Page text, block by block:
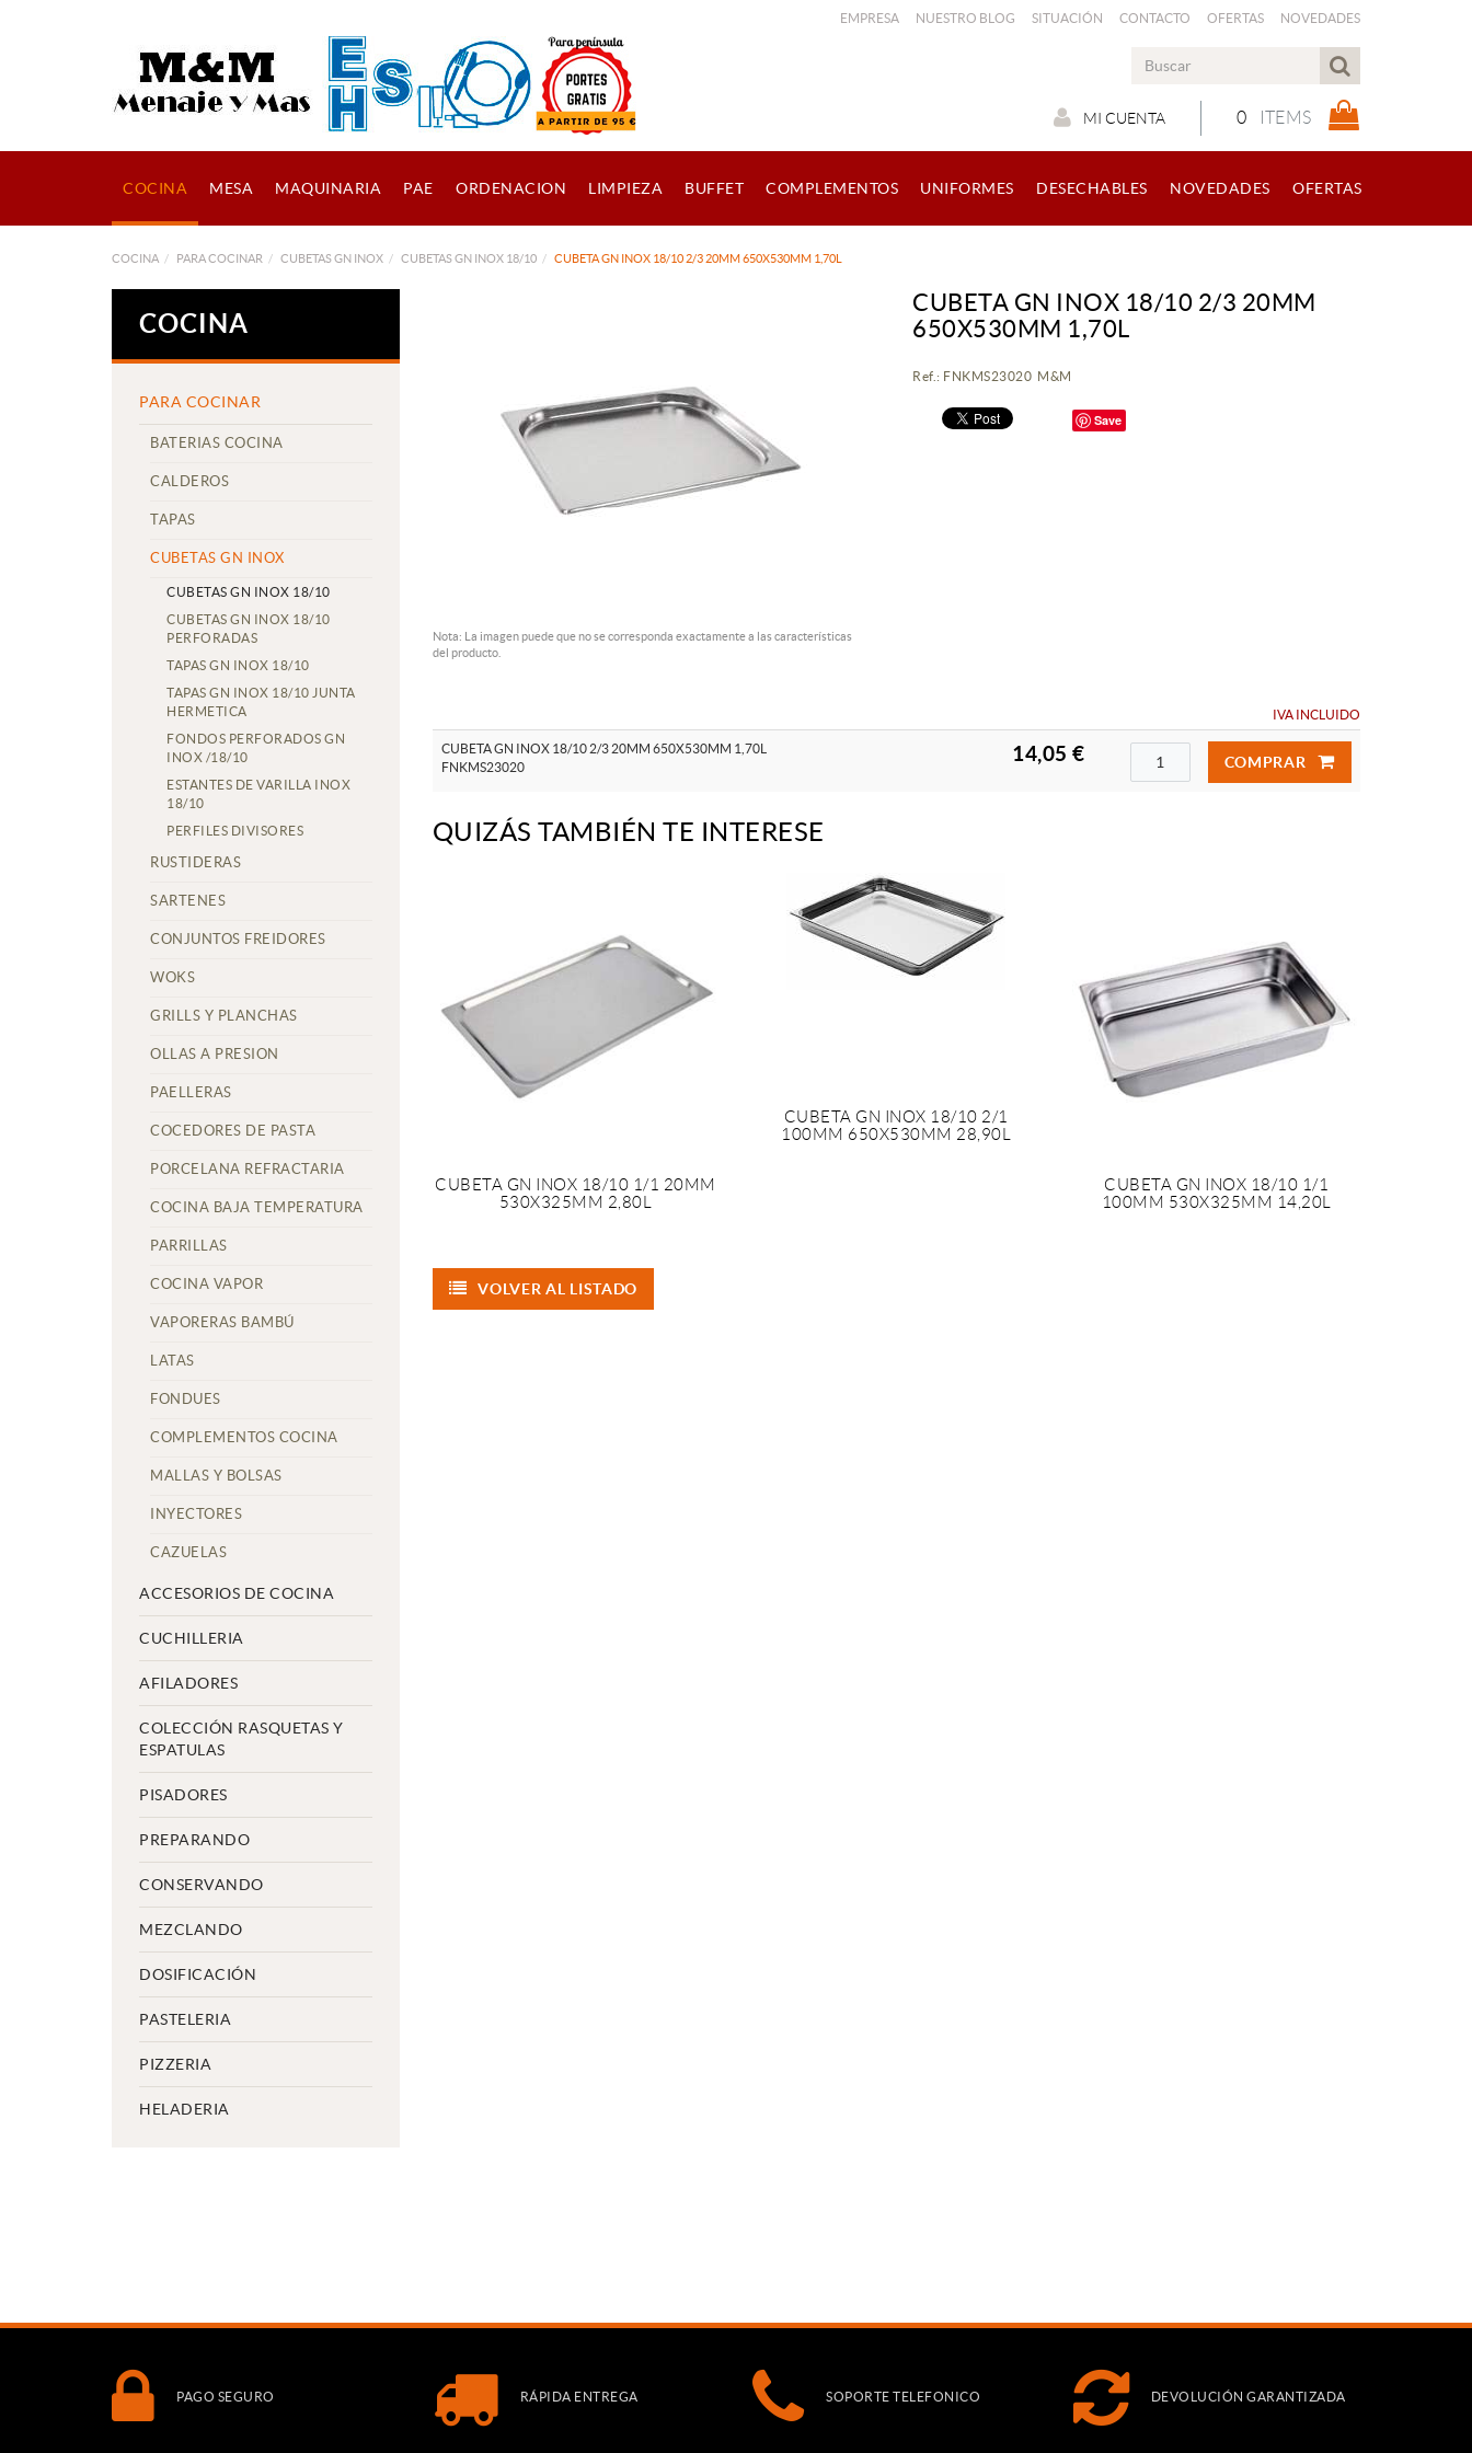
EMPRESA NUESTRO BLOG SITUACIÓN CONTACTO OFERTAS NOVEDADES
0 ITEMS
MI CUENTA
COCINA MESA MAQUINARIA PAE ORDENACION LIMPIEZA BUFFET COMPLEMENTOS UNIFORMES DESECHABLES NOVEDADES OFERTAS
COCINA PARA COCINAR CUBETAS GN INOX CUBETAS GN INOX 18/10 CUBETA GN INOX 18/10 2/3 20MM 650X530MM 1,70L
COCINA
PARA COCINAR
BATERIAS COCINA
CALDEROS
TAPAS
CUBETAS GN INOX
CUBETAS GN INOX 18/10
CUBETAS GN INOX 18/10
PERFORADAS
TAPAS GN INOX 18/10
TAPAS GN INOX 18/10 JUNTA
HERMETICA
FONDOS PERFORADOS GN
INOX /18/10
ESTANTES DE VARILLA INOX
18/10
PERFILES DIVISORES
RUSTIDERAS
SARTENES
CONJUNTOS FREIDORES
WOKS
GRILLS Y PLANCHAS
OLLAS A PRESION
PAELLERAS
COCEDORES DE PASTA
PORCELANA REFRACTARIA
COCINA BAJA TEMPERATURA
PARRILLAS
COCINA VAPOR
VAPORERAS BAMBÚ
LATAS
FONDUES
COMPLEMENTOS COCINA
MALLAS Y BOLSAS
INYECTORES
CAZUELAS
ACCESORIOS DE COCINA
CUCHILLERIA
AFILADORES
COLECCIÓN RASQUETAS Y
ESPATULAS
PISADORES
PREPARANDO
CONSERVANDO
MEZCLANDO
DOSIFICACIÓN
PASTELERIA
PIZZERIA
HELADERIA
Nota: La imagen puede que no se corresponda exactamente a las características
del producto.
CUBETA GN INOX 18/10 2/3 20MM
650X530MM 1,70L
Ref.: FNKMS23020 M&M
Save
IVA INCLUIDO
CUBETA GN INOX 18/10 2/3 20MM 650X530MM 1,70L
FNKMS23020
14,05 € COMPRAR
QUIZÁS TAMBIÉN TE INTERESE
CUBETA GN INOX 18/10 1/1 20MM
530X325MM 2,80L
CUBETA GN INOX 18/10 2/1
100MM 650X530MM 28,90L
CUBETA GN INOX 18/10 1/1
100MM 530X325MM 14,20L
VOLVER AL LISTADO
PAGO SEGURO RÁPIDA ENTREGA SOPORTE TELEFONICO DEVOLUCIÓN GARANTIZADA